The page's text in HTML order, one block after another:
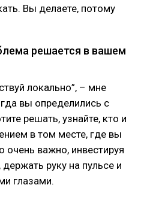
Вы делаете, потому
решается в вашем
локально”, – мне
вы определились с
решать, узнайте, кто и
в том месте, где вы
очень важно, инвестируя
руку на пульсе и
глазами.